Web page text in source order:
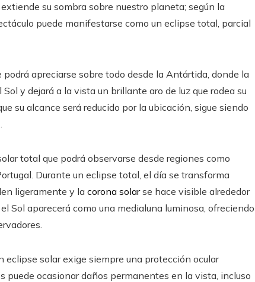
su sombra sobre nuestro planeta; según la
puede manifestarse como un eclipse total, parcial
apreciarse sobre todo desde la Antártida, donde la
y dejará a la vista un brillante aro de luz que rodea su
su alcance será reducido por la ubicación, sigue siendo
total que podrá observarse desde regiones como
Durante un eclipse total, el día se transforma
ligeramente y la corona solarse hace visible alrededor
Sol aparecerá como una medialuna luminosa, ofreciendo
solar exige siempre una protección ocular
puede ocasionar daños permanentes en la vista, incluso